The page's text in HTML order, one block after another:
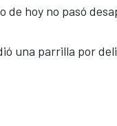
hoy no pasó
una parrilla por